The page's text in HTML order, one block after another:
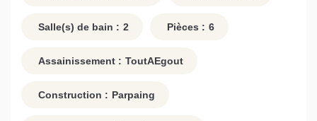
Salle(s) de bain : 2 Pièces : 6
Assainissement : ToutAEgout
Construction : Parpaing